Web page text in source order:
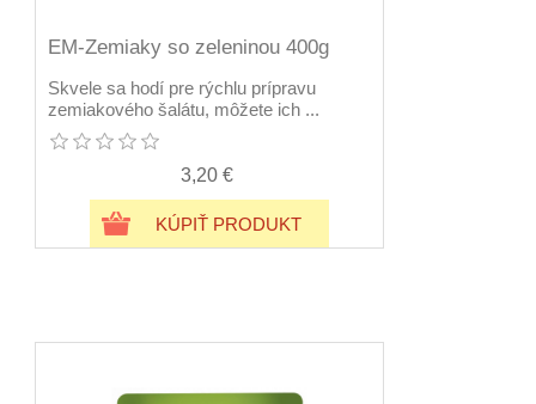
EM-Zemiaky so zeleninou 400g
Skvele sa hodí pre rýchlu prípravu
zemiakového šalátu, môžete ich ...
3,20 €
KÚPIŤ PRODUKT